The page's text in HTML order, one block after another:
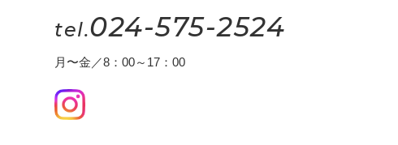
tel.024-575-2524
月〜金／8：00～17：00